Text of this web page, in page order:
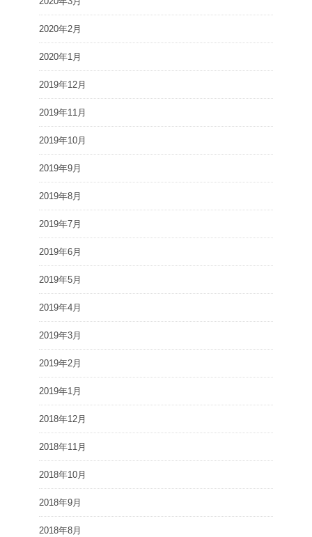
2020年2月
2020年1月
2019年12月
2019年11月
2019年10月
2019年9月
2019年8月
2019年7月
2019年6月
2019年5月
2019年4月
2019年3月
2019年2月
2019年1月
2018年12月
2018年11月
2018年10月
2018年9月
2018年8月